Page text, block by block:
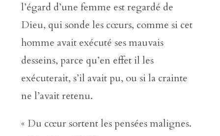
l’égard d’une femme est regardé de
Dieu, qui sonde les cœurs, comme si cet
homme avait exécuté ses mauvais
desseins, parce qu’en effet il les
exécuterait, s’il avait pu, ou si la crainte
ne l’avait retenu.
« Du cœur sortent les pensées malignes.